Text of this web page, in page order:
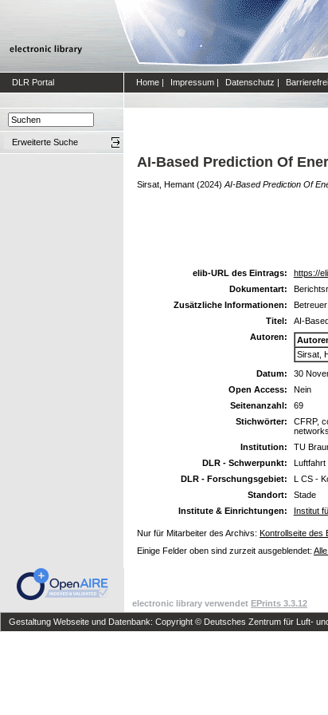
DLR Portal Home | Impressum | Datenschutz |
Erweiterte Suche
AI-Based Prediction Of
Sirsat, Hemant (2024) AI-Based Prediction Of
elib-URL des Eintrags:
https://
Dokumentart:
Zusätzliche Informationen:
Titel:
AI-
Autoren:
Sirsat,
Datum:
30
Open Access:
Nein
Seitenanzahl:
69
Stichwörter:
CFRP,
Institution:
TU
DLR - Schwerpunkt:
Luftfahrt
DLR - Forschungsgebiet:
L CS -
Standort:
Stade
Institute & Einrichtungen:
Institut
Nur für Mitarbeiter des Archivs: Kontrollseite des
Einige Felder oben sind zurzeit ausgeblendet:
electronic library verwendet EPrints 3.3.12
Gestaltung Webseite und Datenbank: Copyright © Deutsches Zentrum für Luft-